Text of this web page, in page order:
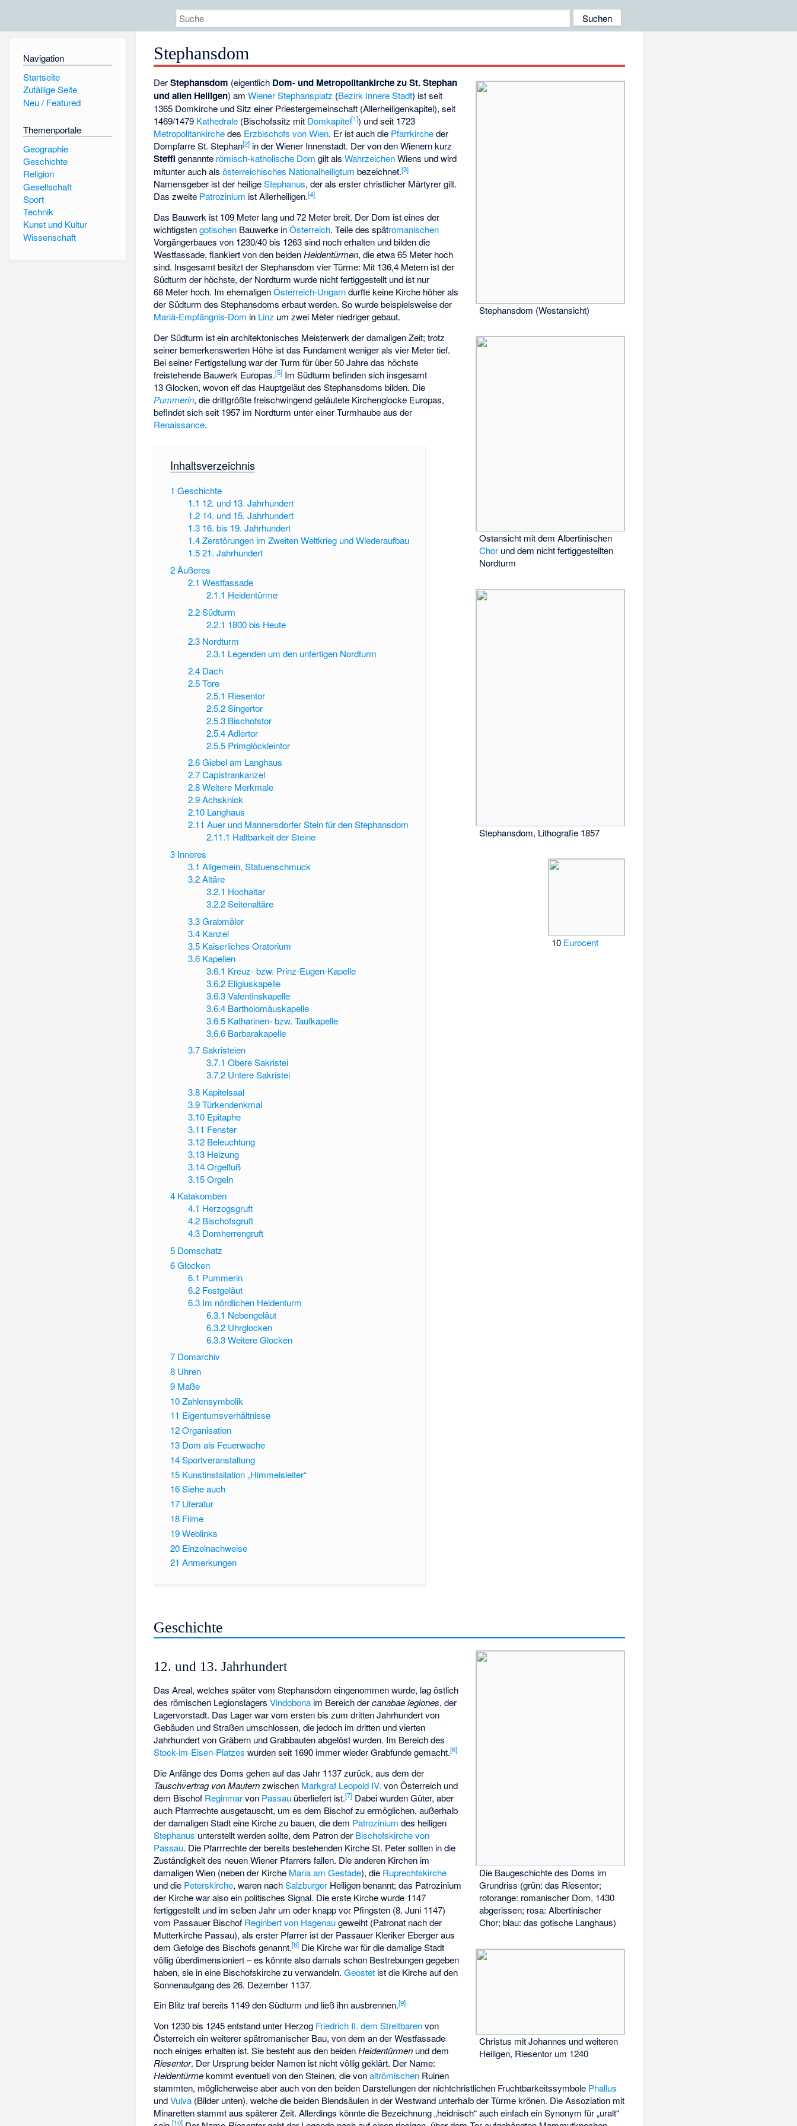
Navigation
Startseite
Zufällige Seite
Neu / Featured
Themenportale
Geographie
Geschichte
Religion
Gesellschaft
Sport
Technik
Kunst und Kultur
Wissenschaft
Stephansdom
Stephansdom (Westansicht)
Ostansicht mit dem Albertinischen
Chor und dem nicht fertiggestellten
Nordturm
Stephansdom, Lithografie 1857
10 Eurocent
DerStephansdom (eigentlich Dom- und Metropolitankirche zu St. Stephan
und allen Heiligen) amWiener Stephansplatz (Bezirk Innere Stadt) ist seit
1365 Domkirche und Sitz einer Priestergemeinschaft (Allerheiligenkapitel), seit
1469/1479 Kathedrale (Bischofssitz mit Domkapitel[1]) und seit 1723
Metropolitankirchedes Erzbischofs von Wien. Er ist auch die Pfarrkircheder
Dompfarre St. Stephan[2] in der Wiener Innenstadt. Der von den Wienern kurz
Steffl genannte römisch-katholische Dom gilt alsWahrzeichenWiens und wird
mitunter auch alsösterreichisches Nationalheiligtum bezeichnet.[3]
Namensgeber ist der heiligeStephanus, der als erster christlicher Märtyrer gilt.
Das zweite Patrozinium ist Allerheiligen.[4]
Das Bauwerk ist 109 Meter lang und 72 Meter breit. Der Dom ist eines der
wichtigstengotischen Bauwerke inÖsterreich. Teile des spätromanischen
Vorgängerbaues von 1230/40 bis 1263 sind noch erhalten und bilden die
Westfassade, flankiert von den beidenHeidentürmen, die etwa 65 Meter hoch
sind. Insgesamt besitzt der Stephansdom vier Türme: Mit 136,4 Metern ist der
Südturm der höchste, der Nordturm wurde nicht fertiggestellt und ist nur
68 Meter hoch. Im ehemaligenÖsterreich-Ungarndurfte keine Kirche höher als
der Südturm des Stephansdoms erbaut werden. So wurde beispielsweise der
Mariä-Empfängnis-Dom in Linz um zwei Meter niedriger gebaut.
Der Südturm ist ein architektonisches Meisterwerk der damaligen Zeit; trotz
seiner bemerkenswerten Höhe ist das Fundament weniger als vier Meter tief.
Bei seiner Fertigstellung war der Turm für über 50 Jahre das höchste
freistehende Bauwerk Europas.[5] Im Südturm befinden sich insgesamt
13 Glocken, wovon elf das Hauptgeläut des Stephansdoms bilden. Die
Pummerin, die drittgrößte freischwingend geläutete Kirchenglocke Europas,
befindet sich seit 1957 im Nordturm unter einer Turmhaube aus der
Renaissance.
Inhaltsverzeichnis
1 Geschichte
1.1 12. und 13. Jahrhundert
1.2 14. und 15. Jahrhundert
1.3 16. bis 19. Jahrhundert
1.4 Zerstörungen im Zweiten Weltkrieg und Wiederaufbau
1.5 21. Jahrhundert
2Äußeres
2.1 Westfassade
2.1.1 Heidentürme
2.2 Südturm
2.2.1 1800 bis Heute
2.3 Nordturm
2.3.1 Legenden um den unfertigen Nordturm
2.4 Dach
2.5 Tore
2.5.1 Riesentor
2.5.2 Singertor
2.5.3 Bischofstor
2.5.4 Adlertor
2.5.5 Primglöckleintor
2.6 Giebel am Langhaus
2.7 Capistrankanzel
2.8 Weitere Merkmale
2.9 Achsknick
2.10 Langhaus
2.11 Auer und Mannersdorfer Stein für den Stephansdom
2.11.1 Haltbarkeit der Steine
3 Inneres
3.1 Allgemein, Statuenschmuck
3.2 Altäre
3.2.1 Hochaltar
3.2.2 Seitenaltäre
3.3 Grabmäler
3.4 Kanzel
3.5 Kaiserliches Oratorium
3.6 Kapellen
3.6.1 Kreuz- bzw. Prinz-Eugen-Kapelle
3.6.2 Eligiuskapelle
3.6.3 Valentinskapelle
3.6.4 Bartholomäuskapelle
3.6.5 Katharinen- bzw. Taufkapelle
3.6.6 Barbarakapelle
3.7 Sakristeien
3.7.1 Obere Sakristei
3.7.2 Untere Sakristei
3.8 Kapitelsaal
3.9 Türkendenkmal
3.10 Epitaphe
3.11 Fenster
3.12 Beleuchtung
3.13 Heizung
3.14 Orgelfuß
3.15 Orgeln
4 Katakomben
4.1 Herzogsgruft
4.2 Bischofsgruft
4.3 Domherrengruft
5 Domschatz
6Glocken
6.1 Pummerin
6.2 Festgeläut
6.3 Im nördlichen Heidenturm
6.3.1 Nebengeläut
6.3.2 Uhrglocken
6.3.3 Weitere Glocken
7 Domarchiv
8 Uhren
9 Maße
10Zahlensymbolik
11 Eigentumsverhältnisse
12Organisation
13 Dom als Feuerwache
14Sportveranstaltung
15 Kunstinstallation „Himmelsleiter“
16Siehe auch
17 Literatur
18 Filme
19Weblinks
20 Einzelnachweise
21 Anmerkungen
Geschichte
Die Baugeschichte des Doms im
Grundriss (grün: das Riesentor;
rotorange: romanischer Dom, 1430
abgerissen; rosa: Albertinischer
Chor; blau: das gotische Langhaus)
Christus mit Johannes und weiteren
Heiligen, Riesentor um 1240
12. und 13. Jahrhundert
Das Areal, welches später vom Stephansdom eingenommen wurde, lag östlich
des römischen LegionslagersVindobona im Bereich dercanabae legiones, der
Lagervorstadt. Das Lager war vom ersten bis zum dritten Jahrhundert von
Gebäuden und Straßen umschlossen, die jedoch im dritten und vierten
Jahrhundert von Gräbern und Grabbauten abgelöst wurden. Im Bereich des
Stock-im-Eisen-Platzes wurden seit 1690 immer wieder Grabfunde gemacht.[6]
Die Anfänge des Doms gehen auf das Jahr 1137 zurück, aus dem der
Tauschvertrag von Mauternzwischen Markgraf Leopold IV. von Österreich und
dem Bischof Reginmarvon Passau überliefert ist.[7] Dabei wurden Güter, aber
auch Pfarrrechte ausgetauscht, um es dem Bischof zu ermöglichen, außerhalb
der damaligen Stadt eine Kirche zu bauen, die dem Patrozinium des heiligen
Stephanus unterstellt werden sollte, dem Patron der Bischofskirche von
Passau. Die Pfarrrechte der bereits bestehenden Kirche St. Peter sollten in die
Zuständigkeit des neuen Wiener Pfarrers fallen. Die anderen Kirchen im
damaligen Wien (neben der Kirche Maria am Gestade), die Ruprechtskirche
und die Peterskirche, waren nachSalzburger Heiligen benannt; das Patrozinium
der Kirche war also ein politisches Signal. Die erste Kirche wurde 1147
fertiggestellt und im selben Jahr um oder knapp vor Pfingsten (8. Juni 1147)
vom Passauer Bischof Reginbert von Hagenaugeweiht (Patronat nach der
Mutterkirche Passau), als erster Pfarrer ist der Passauer Kleriker Eberger aus
dem Gefolge des Bischofs genannt.[8] Die Kirche war für die damalige Stadt
völlig überdimensioniert – es könnte also damals schon Bestrebungen gegeben
haben, sie in eine Bischofskirche zu verwandeln.Geostet ist die Kirche auf den
Sonnenaufgang des 26. Dezember 1137.
Ein Blitz traf bereits 1149 den Südturm und ließ ihn ausbrennen.[9]
Von 1230 bis 1245 entstand unter Herzog Friedrich II. dem Streitbarenvon
Österreich ein weiterer spätromanischer Bau, von dem an der Westfassade
noch einiges erhalten ist. Sie besteht aus den beidenHeidentürmen und dem
Riesentor. Der Ursprung beider Namen ist nicht völlig geklärt. Der Name:
Heidentürmekommt eventuell von den Steinen, die vonaltrömischen Ruinen
stammten, möglicherweise aber auch von den beiden Darstellungen der nichtchristlichen Fruchtbarkeitssymbole Phallus
undVulva (Bilder unten), welche die beiden Blendsäulen in der Westwand unterhalb der Türme krönen. Die Assoziation mit
Minaretten stammt aus späterer Zeit. Allerdings könnte die Bezeichnung „heidnisch“ auch einfach ein Synonym für „uralt“
[10]